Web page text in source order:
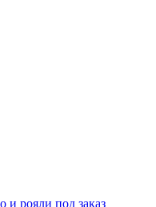
и рояли под заказ